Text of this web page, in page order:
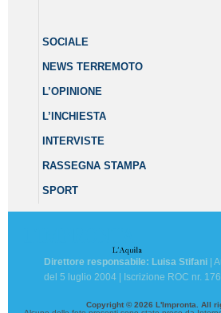
SOCIALE
NEWS TERREMOTO
L’OPINIONE
L’INCHIESTA
INTERVISTE
RASSEGNA STAMPA
SPORT
Direttore responsabile: Luisa Stifani |
del 5 luglio 2004 | Iscrizione ROC nr.
Copyright © 2026 L'Impronta. All